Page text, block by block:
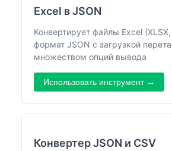
Excel в JSON
Конвертирует файлы Excel (XLSX,
формат JSON с загрузкой
множеством опций вывода
Использовать инструмент →
Конвертер JSON и CSV